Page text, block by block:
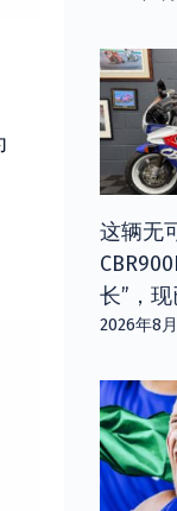
这辆无
长”，
2026年8